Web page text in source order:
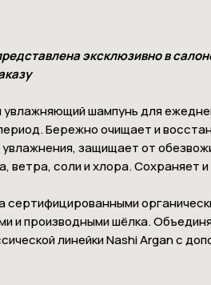
эксклюзивно в
шампунь для
Бережно очищает и
защищает от
ветра, соли и хлора. Сохраняет
сертифицированными
и производными шёлка.
линейки Nashi Argan с